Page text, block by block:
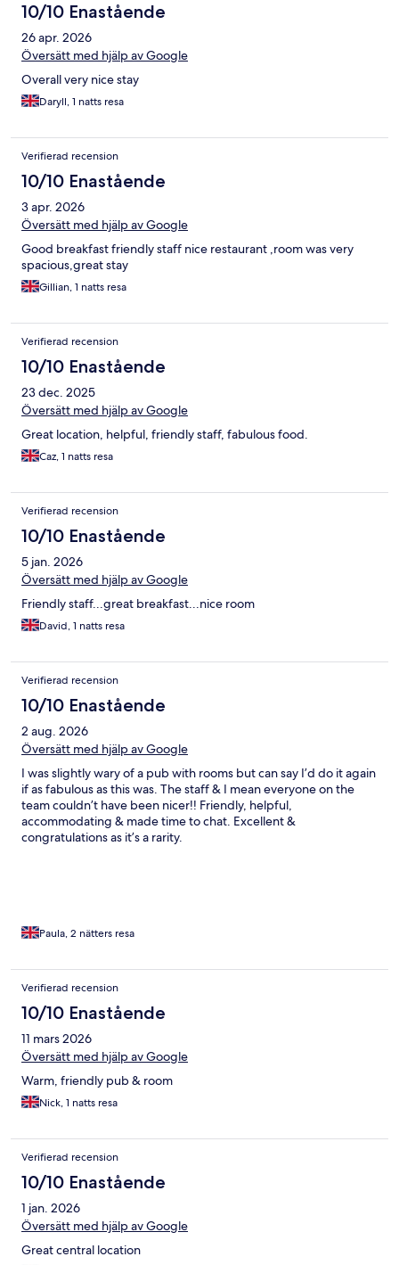
10/10 Enastående
26 apr. 2026
Översätt med hjälp av Google
Overall very nice stay
Daryll, 1 natts resa
Verifierad recension
10/10 Enastående
3 apr. 2026
Översätt med hjälp av Google
Good breakfast friendly staff nice restaurant ,room was very
spacious,great stay
Gillian, 1 natts resa
Verifierad recension
10/10 Enastående
23 dec. 2025
Översätt med hjälp av Google
Great location, helpful, friendly staff, fabulous food.
Caz, 1 natts resa
Verifierad recension
10/10 Enastående
5 jan. 2026
Översätt med hjälp av Google
Friendly staff...great breakfast...nice room
David, 1 natts resa
Verifierad recension
10/10 Enastående
2 aug. 2026
Översätt med hjälp av Google
I was slightly wary of a pub with rooms but can say I’d do it again
if as fabulous as this was. The staff & I mean everyone on the
team couldn’t have been nicer!! Friendly, helpful,
accommodating & made time to chat. Excellent &
congratulations as it’s a rarity.
Paula, 2 nätters resa
Verifierad recension
10/10 Enastående
11 mars 2026
Översätt med hjälp av Google
Warm, friendly pub & room
Nick, 1 natts resa
Verifierad recension
10/10 Enastående
1 jan. 2026
Översätt med hjälp av Google
Great central location